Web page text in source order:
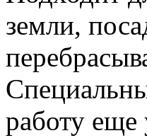
земли,
работу еще